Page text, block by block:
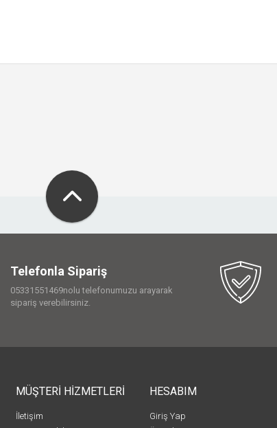
Telefonla Sipariş
05331551469nolu telefonumuzu arayarak
sipariş verebilirsiniz.
MÜŞTERİ HİZMETLERİ
İletişim
HESABIM
Giriş Yap